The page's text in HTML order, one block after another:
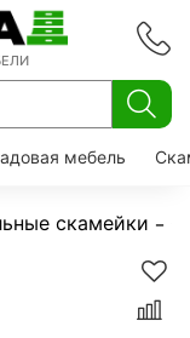
мебель
скамейки